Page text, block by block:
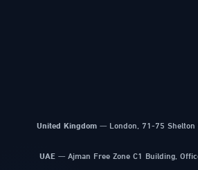
United Kingdom — London, 71-75 Shelton
UAE — Ajman Free Zone C1 Building,